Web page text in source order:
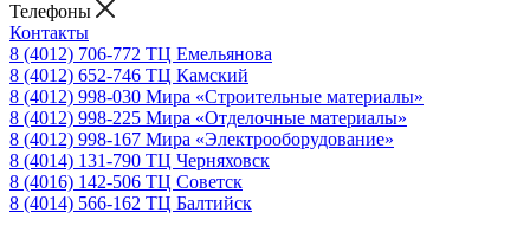
Телефоны
Контакты
8 (4012) 706-772 ТЦ Емельянова
8 (4012) 652-746 ТЦ Камский
8 (4012) 998-030 Мира «Строительные материалы»
8 (4012) 998-225 Мира «Отделочные материалы»
8 (4012) 998-167 Мира «Электрооборудование»
8 (4014) 131-790 ТЦ Черняховск
8 (4016) 142-506 ТЦ Советск
8 (4014) 566-162 ТЦ Балтийск